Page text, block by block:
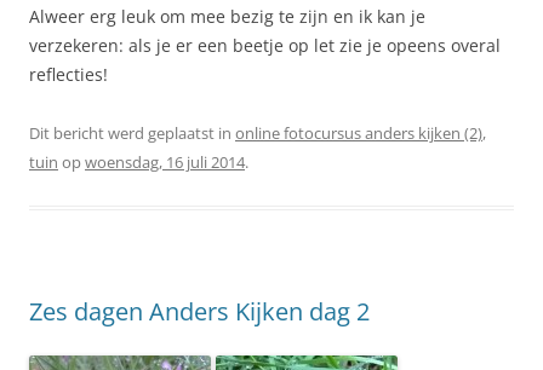
Alweer erg leuk om mee bezig te zijn en ik kan je
verzekeren: als je er een beetje op let zie je opeens overal
reflecties!
Dit bericht werd geplaatst in online fotocursus anders kijken (2),
tuin opwoensdag, 16 juli 2014.
Zes dagen Anders Kijken dag 2